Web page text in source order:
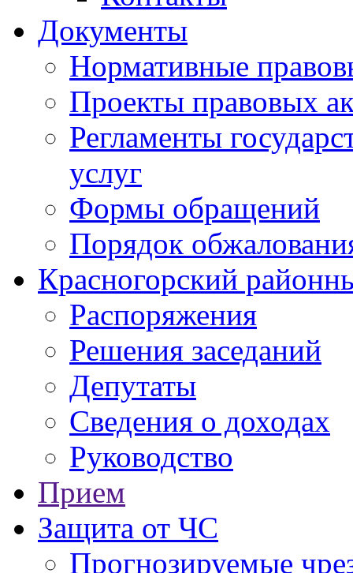
Документы
Нормативные
Проекты правовых
Регламенты
услуг
Формы обращений
Порядок
Красногорский
Распоряжения
Решения заседаний
Депутаты
Сведения о доходах
Руководство
Прием
Защита от ЧС
Прогнозируемые